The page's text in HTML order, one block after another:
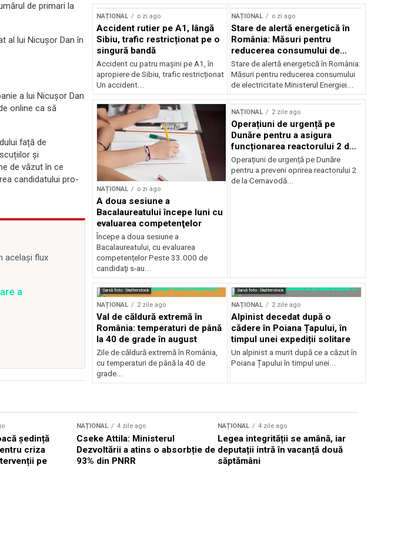
de primari la
al lui Nicușor Dan în
a lui Nicușor Dan
online ca să
față de
și
de văzut în ce
candidatului pro-
același flux
a
NAȚIONAL o zi ago
Accident rutier pe A1, lângă
Sibiu, trafic restricționat pe o
singură bandă
Accident cu patru mașini pe A1, în
apropiere de Sibiu, trafic restricționat
Un accident...
NAȚIONAL o zi ago
Stare de alertă energetică în
România: Măsuri pentru
reducerea consumului de
electricitate
Stare de alertă energetică în România:
Măsuri pentru reducerea consumului
de electricitate Ministerul Energiei...
NAȚIONAL o zi ago
A doua sesiune a
Bacalaureatului începe luni cu
evaluarea competenţelor
Începe a doua sesiune a
Bacalaureatului, cu evaluarea
competenţelor Peste 33.000 de
candidaţi s-au...
NAȚIONAL 2 zile ago
Operațiuni de urgență pe
Dunăre pentru a asigura
funcționarea reactorului 2 de
la Cernavodă
Operațiuni de urgență pe Dunăre
pentru a preveni oprirea reactorului 2
de la Cernavodă...
Sursă foto: Shutterstock
NAȚIONAL 2 zile ago
Val de căldură extremă în
România: temperaturi de până
la 40 de grade în august
Zile de căldură extremă în România,
cu temperaturi de până la 40 de
grade...
Sursă foto: Shutterstock
NAȚIONAL 2 zile ago
Alpinist decedat după o
cădere în Poiana Țapului, în
timpul unei expediții solitare
Un alpinist a murit după ce a căzut în
Poiana Țapului în timpul unei...
ședință
criza
pe
NAȚIONAL 4 zile ago
Cseke Attila: Ministerul
Dezvoltării a atins o absorbție de
93% din PNRR
NAȚIONAL 4 zile ago
Legea integrității se amână, iar
deputații intră în vacanță două
săptămâni